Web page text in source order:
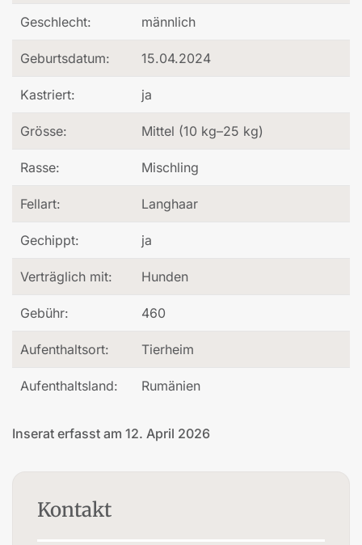
Geschlecht: männlich
Geburtsdatum: 15.04.2024
Kastriert: ja
Grösse: Mittel (10 kg–25 kg)
Rasse: Mischling
Fellart: Langhaar
Gechippt: ja
Verträglich mit: Hunden
Gebühr: 460
Aufenthaltsort: Tierheim
Aufenthaltsland: Rumänien
Inserat erfasst am 12. April 2026
Kontakt